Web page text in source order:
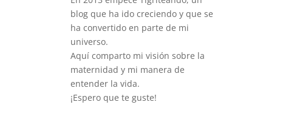
blog que ha ido creciendo y que se
ha convertido en parte de mi
universo.
Aquí comparto mi visión sobre la
maternidad y mi manera de
entender la vida.
¡Espero que te guste!